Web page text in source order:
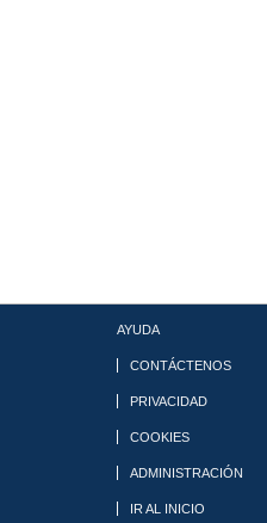
AYUDA
CONTÁCTENOS
PRIVACIDAD
COOKIES
ADMINISTRACIÓN
IR AL INICIO